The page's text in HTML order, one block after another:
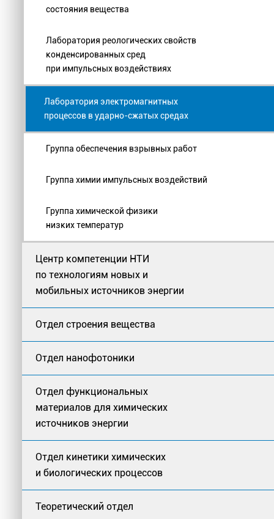
состояния вещества
Лаборатория реологических свойств
конденсированных сред
при импульсных воздействиях
Лаборатория электромагнитных
процессов в ударно-сжатых средах
Группа обеспечения взрывных работ
Группа химии импульсных воздействий
Группа химической физики
низких температур
Центр компетенции НТИ
по технологиям новых и
мобильных источников энергии
Отдел строения вещества
Отдел нанофотоники
Отдел функциональных
материалов для химических
источников энергии
Отдел кинетики химических
и биологических процессов
Теоретический отдел